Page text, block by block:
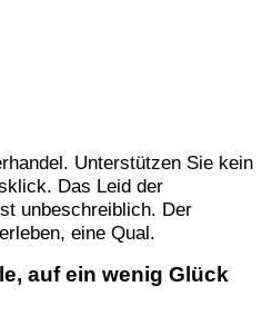
Unterstützen Sie kein
Das Leid der
unbeschreiblich. Der
eine Qual.
auf ein wenig Glück